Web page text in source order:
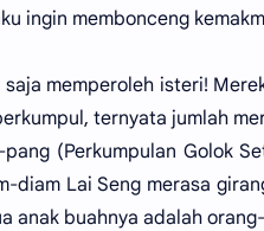
ingin membonceng
memperoleh isteri!
ternyata jumlah
(Perkumpulan Golok
diam Lai Seng merasa
anak buahnya adalah